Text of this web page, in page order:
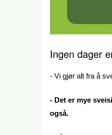
Ingen dager
- Vi gjør alt fra å
- Det er mye
også.